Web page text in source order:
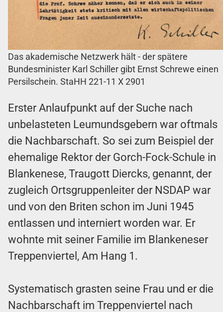
Das akademische Netzwerk hält - der spätere
Bundesminister Karl Schiller gibt Ernst Schrewe einen
Persilschein. StaHH 221-11 X 2901
Erster Anlaufpunkt auf der Suche nach
unbelasteten Leumundsgebern war oftmals
die Nachbarschaft. So sei zum Beispiel der
ehemalige Rektor der Gorch-Fock-Schule in
Blankenese, Traugott Diercks, genannt, der
zugleich Ortsgruppenleiter der NSDAP war
und von den Briten schon im Juni 1945
entlassen und interniert worden war. Er
wohnte mit seiner Familie im Blankeneser
Treppenviertel, Am Hang 1.
Systematisch grasten seine Frau und er die
Nachbarschaft im Treppenviertel nach